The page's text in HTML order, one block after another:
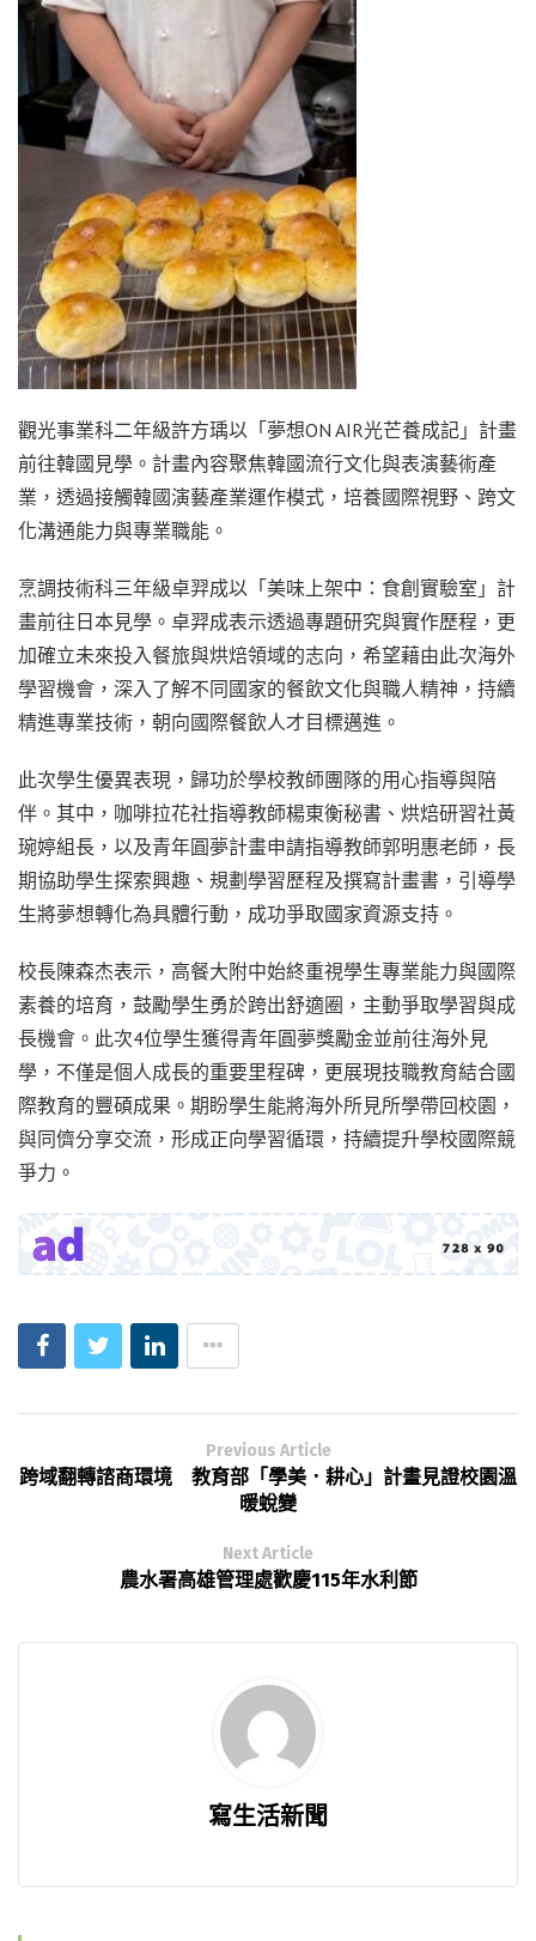
觀光事業科二年級許方瑀以「夢想ON AIR光芒養成記」計畫
前往韓國見學。計畫內容聚焦韓國流行文化與表演藝術產
業，透過接觸韓國演藝產業運作模式，培養國際視野、跨文
化溝通能力與專業職能。
烹調技術科三年級卓羿成以「美味上架中：食創實驗室」計
畫前往日本見學。卓羿成表示透過專題研究與實作歷程，更
加確立未來投入餐旅與烘焙領域的志向，希望藉由此次海外
學習機會，深入了解不同國家的餐飲文化與職人精神，持續
精進專業技術，朝向國際餐飲人才目標邁進。
此次學生優異表現，歸功於學校教師團隊的用心指導與陪
伴。其中，咖啡拉花社指導教師楊東衡秘書、烘焙研習社黃
琬婷組長，以及青年圓夢計畫申請指導教師郭明惠老師，長
期協助學生探索興趣、規劃學習歷程及撰寫計畫書，引導學
生將夢想轉化為具體行動，成功爭取國家資源支持。
校長陳森杰表示，高餐大附中始終重視學生專業能力與國際
素養的培育，鼓勵學生勇於跨出舒適圈，主動爭取學習與成
長機會。此次4位學生獲得青年圓夢獎勵金並前往海外見
學，不僅是個人成長的重要里程碑，更展現技職教育結合國
際教育的豐碩成果。期盼學生能將海外所見所學帶回校園，
與同儕分享交流，形成正向學習循環，持續提升學校國際競
爭力。
Previous Article
跨域翻轉諮商環境 教育部「學美．耕心」計畫見證校園溫
暖蛻變
Next Article
農水署高雄管理處歡慶115年水利節
寫生活新聞